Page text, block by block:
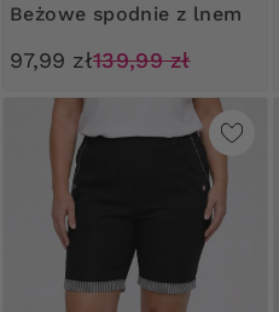
Beżowe spodnie z lnem
97,99 zł139,99 zł